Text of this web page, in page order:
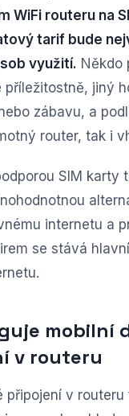
WiFi routeru na
tarif bude
využití. Někdo
příležitostně, jiný
zábavu, a
router, tak i
SIM karty
internetu a
se stává
mobilní
v routeru
připojení v routeru